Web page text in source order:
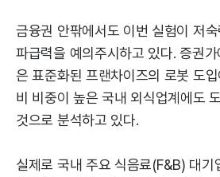
금융권 안팎에서도 이번 실험이 저
파급력을 예의주시하고 있다. 증권
은 표준화된 프랜차이즈의 로봇 도
비 비중이 높은 국내 외식업계에도
것으로 분석하고 있다.
실제로 국내 주요 식음료(F&B) 대기